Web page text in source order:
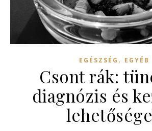
EGÉSZSÉG , EGYÉB
Csont rák:
diagnózis és